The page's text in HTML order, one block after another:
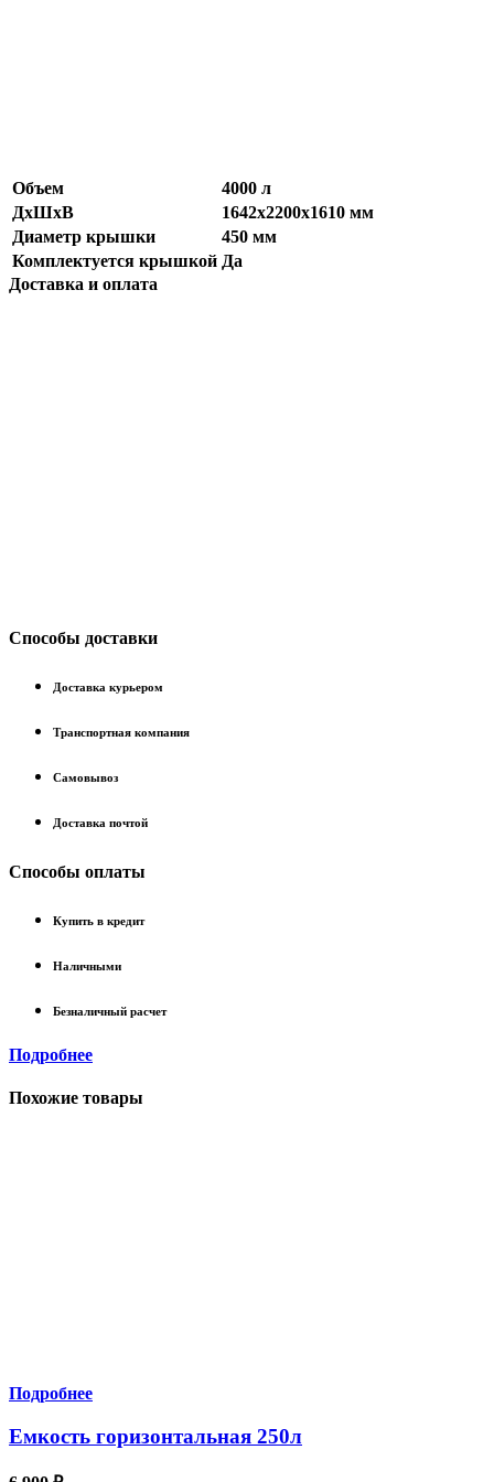
Объем
4000 л
ДхШхВ
1642х2200х1610 мм
Диаметр крышки
450 мм
Комплектуется крышкой Да
Доставка и оплата
Способы доставки
Доставка курьером
Транспортная компания
Самовывоз
Доставка почтой
Способы оплаты
Купить в кредит
Наличными
Безналичный расчет
Подробнее
Похожие товары
Подробнее
Емкость горизонтальная 250л